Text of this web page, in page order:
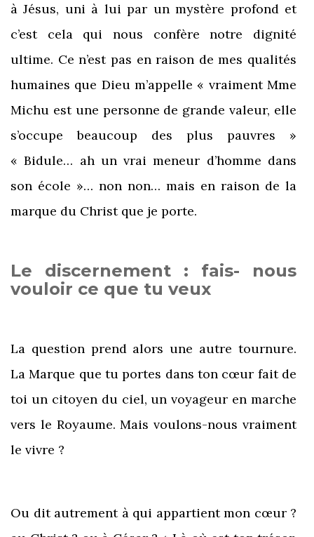
à Jésus, uni à lui par un mystère profond et
c’est cela qui nous confère notre dignité
ultime. Ce n’est pas en raison de mes qualités
humaines que Dieu m’appelle « vraiment Mme
Michu est une personne de grande valeur, elle
s’occupe beaucoup des plus pauvres »
« Bidule… ah un vrai meneur d’homme dans
son école »… non non… mais en raison de la
marque du Christ que je porte.
Le discernement : fais- nous
vouloir ce que tu veux
La question prend alors une autre tournure.
La Marque que tu portes dans ton cœur fait de
toi un citoyen du ciel, un voyageur en marche
vers le Royaume. Mais voulons-nous vraiment
le vivre ?
Ou dit autrement à qui appartient mon cœur ?